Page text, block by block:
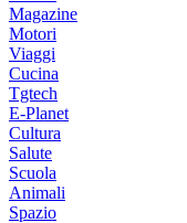
Magazine
Motori
Viaggi
Cucina
Tgtech
E-Planet
Cultura
Salute
Scuola
Animali
Spazio